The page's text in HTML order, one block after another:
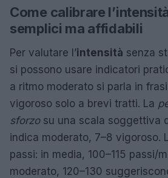
Come calibrare
semplici ma affidabili
Per valutare l’intensità senza
si possono usare indicatori
a ritmo moderato si parla in
vigoroso solo a brevi tratti. La
sforzosu una scala soggettiva
indica moderato, 7–8 vigoroso.
passi: in media, 100–115 passi/
moderato, 120–130